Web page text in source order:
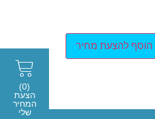
הוסף להצעת מחיר
(0)
הצעת
המחיר
שלי